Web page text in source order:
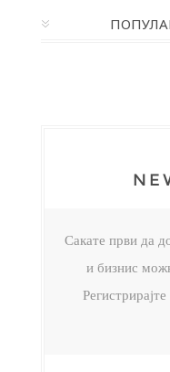
Сакате први да
и бизнис